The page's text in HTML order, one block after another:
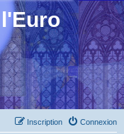
Connexion
Inscription